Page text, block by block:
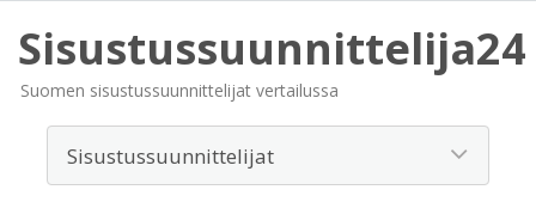
Sisustussuunnittelija24
Suomen sisustussuunnittelijat vertailussa